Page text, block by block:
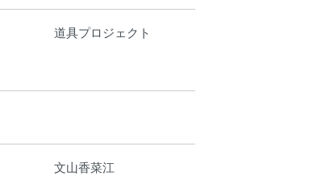
道具プロジェクト
文山香菜江